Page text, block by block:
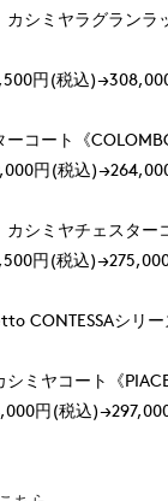
シミヤラグランラ
円(税込
コート《
円(税込
シミヤチェスター
円(税込
CONTESSAシリ
ミヤコート《
円(税込